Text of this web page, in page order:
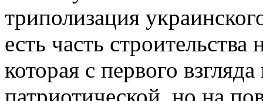
триполизация
есть часть
которая с первого
патриотической, но на